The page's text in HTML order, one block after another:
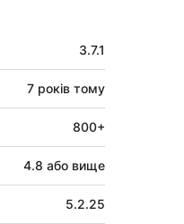
3.7.1
7 років тому
800+
4.8 або вище
5.2.25